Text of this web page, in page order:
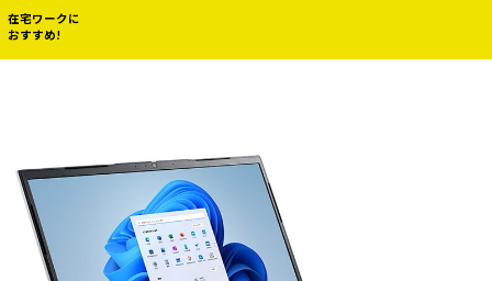
在宅ワークに
おすすめ!